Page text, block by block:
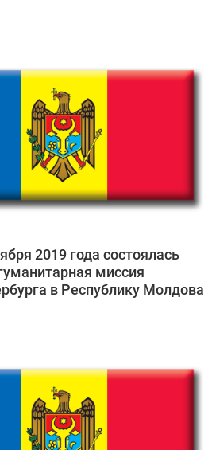
2019 года состоялась
миссия
в Республику Молдова